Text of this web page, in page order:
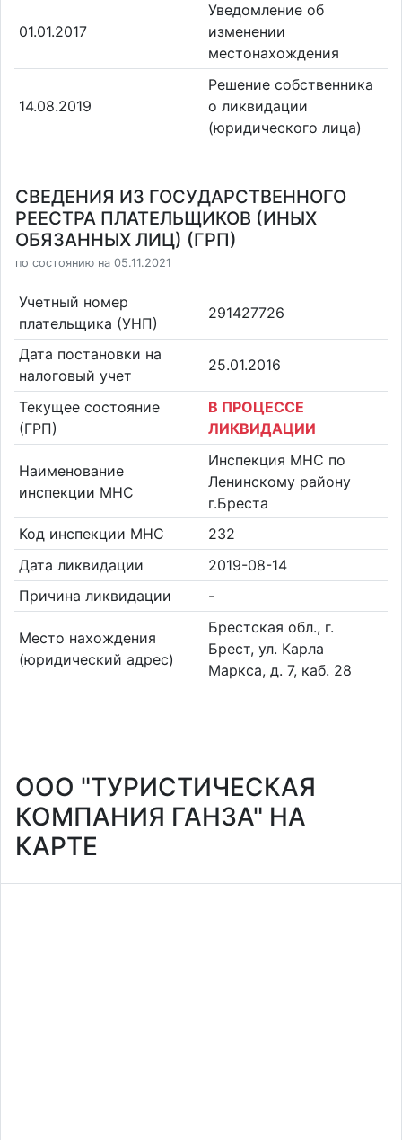
01.01.2017
Уведомление об
изменении
местонахождения
14.08.2019
Решение собственника
о ликвидации
(юридического лица)
СВЕДЕНИЯ ИЗ ГОСУДАРСТВЕННОГО
РЕЕСТРА ПЛАТЕЛЬЩИКОВ (ИНЫХ
ОБЯЗАННЫХ ЛИЦ) (ГРП)
по состоянию на 05.11.2021
Учетный номер
плательщика (УНП)
291427726
Дата постановки на
налоговый учет
25.01.2016
Текущее состояние
(ГРП)
В ПРОЦЕССЕ
ЛИКВИДАЦИИ
Наименование
инспекции МНС
Инспекция МНС по
Ленинскому району
г.Бреста
Код инспекции МНС
232
Дата ликвидации
2019-08-14
Причина ликвидации
-
Место нахождения
(юридический адрес)
Брестская обл., г.
Брест, ул. Карла
Маркса, д. 7, каб. 28
ООО "ТУРИСТИЧЕСКАЯ
КОМПАНИЯ ГАНЗА" НА
КАРТЕ